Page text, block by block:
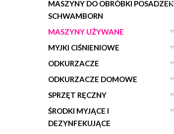
MASZYNY DO OBRÓBKI POSADZEK
SCHWAMBORN
MASZYNY UŻYWANE
MYJKI CIŚNIENIOWE
ODKURZACZE
ODKURZACZE DOMOWE
SPRZĘT RĘCZNY
ŚRODKI MYJĄCE I
DEZYNFEKUJĄCE